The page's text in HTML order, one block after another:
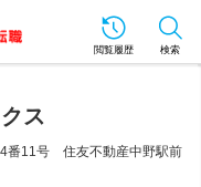
閲覧履歴 検索
ス
番11号 住友不動産中野駅前